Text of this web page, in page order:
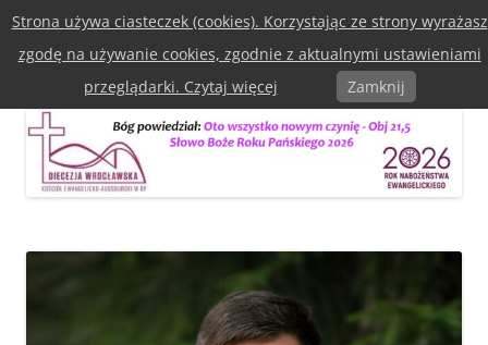
do
treściDiecezja Wrocławska Kościoła
Ewangelicko-Augsburska w RP
Menu
Strona używa ciasteczek (cookies). Korzystając ze strony wyrażasz
zgodę na używanie cookies, zgodnie z aktualnymi ustawieniami
przeglądarki. Czytaj więcej
Zamknij